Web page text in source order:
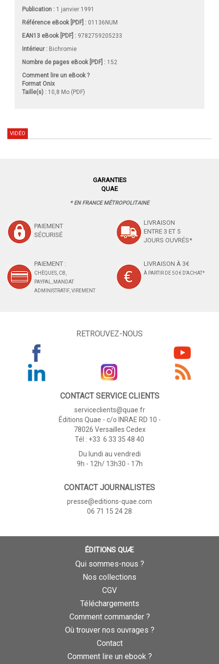
Publication : 1 janvier 1991
Référence eBook [PDF] : 01136NUM
EAN13 eBook [PDF] : 9782759205233
Intérieur : Bichromie
Nombre de pages eBook [PDF] : 152
Comment lire un eBook ?
Format Onix
Taille(s) : 10,8 Mo (PDF)
VIDÉO
GARANTIES
QUAE
* EN FRANCE MÉTROPOLITAINE
PAIEMENT
SÉCURISÉ
LIVRAISON
ENTRE 3 ET 5
JOURS OUVRÉS*
PAIEMENT :
CHÈQUES, CB,
PAYPAL, MANDAT
ADMINISTRATIF, VIREMENT
LIVRAISON À 3€
À PARTIR DE 50 € D'ACHAT*
RETROUVEZ-NOUS
CONTACT SERVICE CLIENTS
serviceclients@quae.fr
Éditions Quae - c/o INRAE RD 10 -
78026 Versailles Cedex
Tél : +33 6 33 35 48 40
Du lundi au vendredi
9h - 12h/ 13h30 - 17h
CONTACT JOURNALISTES
presse@editions-quae.com
06 71 15 24 28
ÉDITIONS QUÆ
Qui sommes-nous ?
Nos collections
CGV
Téléchargements
Comment commander ?
Où trouver nos ouvrages ?
Contact
Comment lire un ebook ?